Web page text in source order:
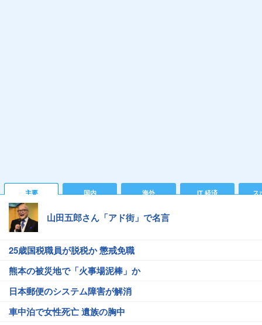
主要 国内 海外 IT 経済 ス
山田五郎さん「アド街」で名言
25歳国税職員が脱税か 懲戒免職
熊本の被災地で「火事場泥棒」か
日本郵便のシステム障害が解消
車中泊で女性死亡 遺族の胸中